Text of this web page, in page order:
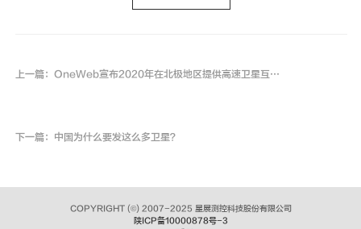
上一篇：OneWeb宣布2020年在北极地区提供高速卫星互联网
下一篇：中国为什么要发这么多卫星？
COPYRIGHT (©)2007-2025 星展测控科技股份有限公司
陕ICP备10000878号-3